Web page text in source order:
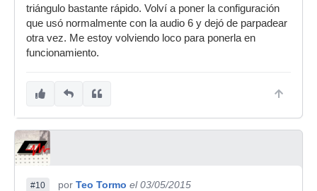
triángulo bastante rápido. Volví a poner la configuración
que usó normalmente con la audio 6 y dejó de parpadear
otra vez. Me estoy volviendo loco para ponerla en
funcionamiento.
#10 por Teo Tormo el 03/05/2015